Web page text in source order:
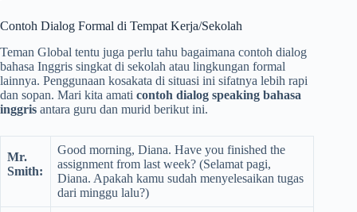
Contoh Dialog Formal di Tempat Kerja/Sekolah
Teman Global tentu juga perlu tahu bagaimana contoh dialog
bahasa Inggris singkat di sekolah atau lingkungan formal
lainnya. Penggunaan kosakata di situasi ini sifatnya lebih rapi
dan sopan. Mari kita amati contoh dialog speaking bahasa
inggris antara guru dan murid berikut ini.
Mr.
Smith:
Good morning, Diana. Have you finished the
assignment from last week? (Selamat pagi,
Diana. Apakah kamu sudah menyelesaikan tugas
dari minggu lalu?)